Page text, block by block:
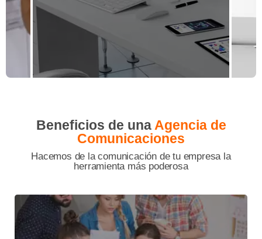
Beneficios de unaAgencia de
Comunicaciones
Hacemos de la comunicación de tu empresa la
herramienta más poderosa